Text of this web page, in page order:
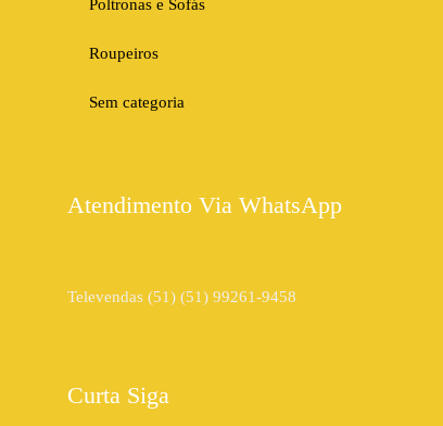
Poltronas e Sofás
Roupeiros
Sem categoria
Atendimento Via WhatsApp
Televendas (51) (51) 99261-9458
Curta Siga